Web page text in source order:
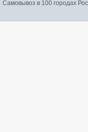
Самовывоз в 100 городах